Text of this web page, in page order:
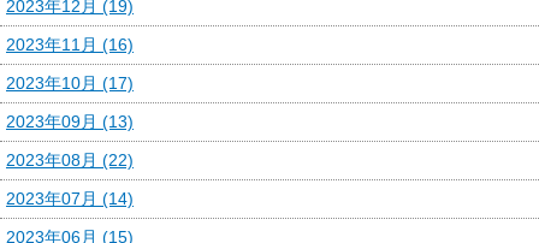
2023年12月 (19)
2023年11月 (16)
2023年10月 (17)
2023年09月 (13)
2023年08月 (22)
2023年07月 (14)
2023年06月 (15)